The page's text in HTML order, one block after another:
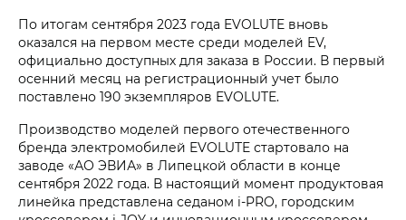
По итогам сентября 2023 года EVOLUTE вновь
оказался на первом месте среди моделей EV,
официально доступных для заказа в России. В первый
осенний месяц на регистрационный учет было
поставлено 190 экземпляров EVOLUTE.
Производство моделей первого отечественного
бренда электромобилей EVOLUTE стартовало на
заводе «АО ЭВИА» в Липецкой области в конце
сентября 2022 года. В настоящий момент продуктовая
линейка представлена седаном i‑PRO, городским